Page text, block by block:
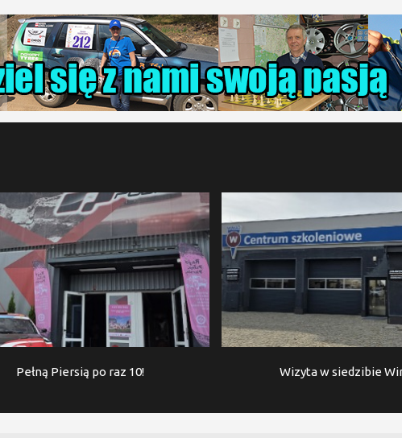
Pełną Piersią po raz 10! Wizyta w siedzibie